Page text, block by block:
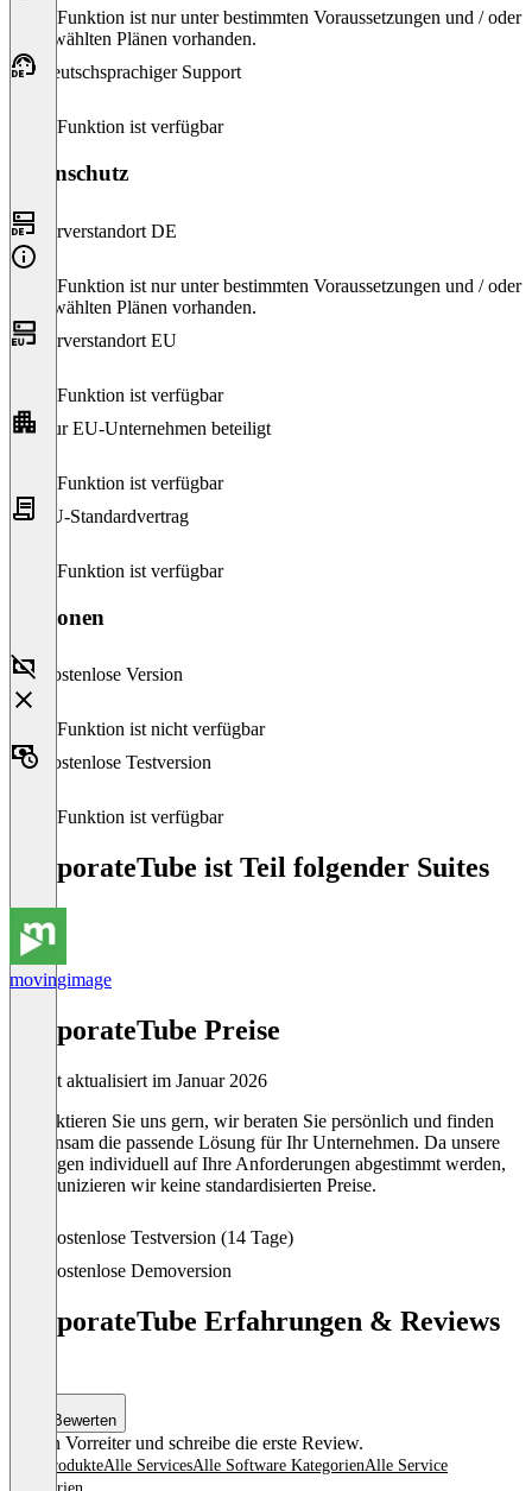
Diese Funktion ist nur unter bestimmten Voraussetzungen und / oder
ausgewählten Plänen vorhanden.
Deutschsprachiger Support
Diese Funktion ist verfügbar
Datenschutz
Serverstandort DE
Diese Funktion ist nur unter bestimmten Voraussetzungen und / oder
ausgewählten Plänen vorhanden.
Serverstandort EU
Diese Funktion ist verfügbar
Nur EU-Unternehmen beteiligt
Diese Funktion ist verfügbar
EU-Standardvertrag
Diese Funktion ist verfügbar
Versionen
Kostenlose Version
Diese Funktion ist nicht verfügbar
Kostenlose Testversion
Diese Funktion ist verfügbar
CorporateTube ist Teil folgender Suites
movingimage
CorporateTube Preise
Zuletzt aktualisiert im Januar 2026
Kontaktieren Sie uns gern, wir beraten Sie persönlich und finden
gemeinsam die passende Lösung für Ihr Unternehmen. Da unsere
Lösungen individuell auf Ihre Anforderungen abgestimmt werden,
kommunizieren wir keine standardisierten Preise.
Kostenlose Testversion (14 Tage)
Kostenlose Demoversion
CorporateTube Erfahrungen & Reviews
Bewerten
Sei ein Vorreiter und schreibe die erste Review.
Alle ProdukteAlle ServicesAlle Software KategorienAlle Service